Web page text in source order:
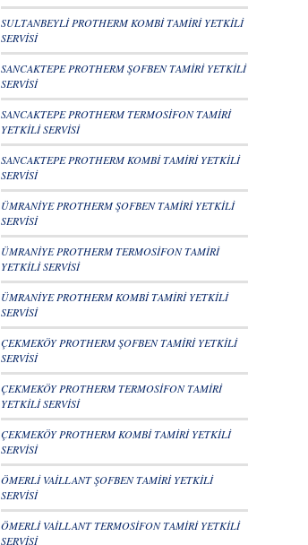
SULTANBEYLİ PROTHERM KOMBİ TAMİRİ YETKİLİ
SERVİSİ
SANCAKTEPE PROTHERM ŞOFBEN TAMİRİ YETKİLİ
SERVİSİ
SANCAKTEPE PROTHERM TERMOSİFON TAMİRİ
YETKİLİ SERVİSİ
SANCAKTEPE PROTHERM KOMBİ TAMİRİ YETKİLİ
SERVİSİ
ÜMRANİYE PROTHERM ŞOFBEN TAMİRİ YETKİLİ
SERVİSİ
ÜMRANİYE PROTHERM TERMOSİFON TAMİRİ
YETKİLİ SERVİSİ
ÜMRANİYE PROTHERM KOMBİ TAMİRİ YETKİLİ
SERVİSİ
ÇEKMEKÖY PROTHERM ŞOFBEN TAMİRİ YETKİLİ
SERVİSİ
ÇEKMEKÖY PROTHERM TERMOSİFON TAMİRİ
YETKİLİ SERVİSİ
ÇEKMEKÖY PROTHERM KOMBİ TAMİRİ YETKİLİ
SERVİSİ
ÖMERLİ VAİLLANT ŞOFBEN TAMİRİ YETKİLİ
SERVİSİ
ÖMERLİ VAİLLANT TERMOSİFON TAMİRİ YETKİLİ
SERVİSİ